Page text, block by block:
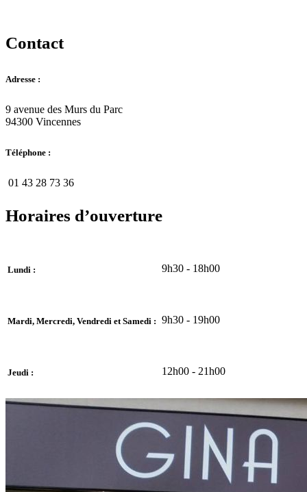
Contact
Adresse :
9 avenue des Murs du Parc
94300 Vincennes
Téléphone :
01 43 28 73 36
Horaires d’ouverture
Lundi : 9h30 - 18h00
Mardi, Mercredi, Vendredi et Samedi : 9h30 - 19h00
Jeudi : 12h00 - 21h00